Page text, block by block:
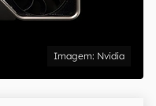
Nvidia